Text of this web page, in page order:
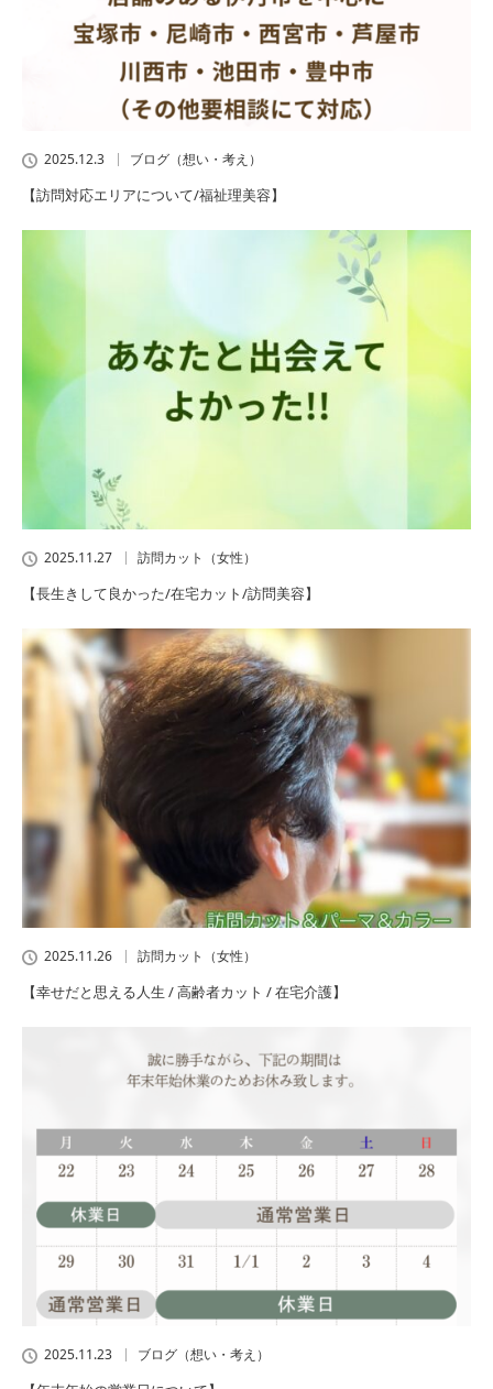
2025.12.3 ブログ（想い・考え）
【訪問対応エリアについて/福祉理美容】
2025.11.27 訪問カット（女性）
【長生きして良かった/在宅カット/訪問美容】
2025.11.26 訪問カット（女性）
【幸せだと思える人生 / 高齢者カット / 在宅介護】
2025.11.23 ブログ（想い・考え）